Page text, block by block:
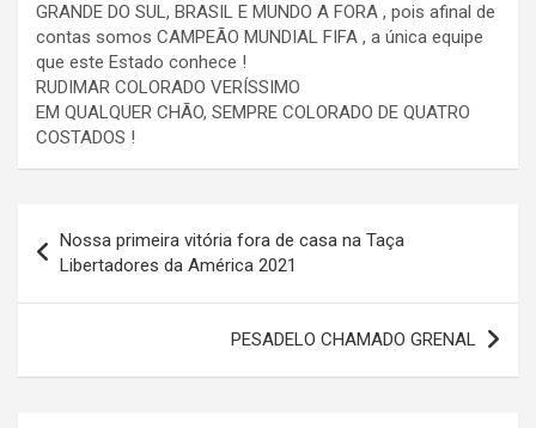
GRANDE DO SUL, BRASIL E MUNDO A FORA , pois afinal de
contas somos CAMPEÃO MUNDIAL FIFA , a única equipe
que este Estado conhece !
RUDIMAR COLORADO VERÍSSIMO
EM QUALQUER CHÃO, SEMPRE COLORADO DE QUATRO
COSTADOS !
de
Post
Nossa primeira vitória fora de casa na Taça
Libertadores da América 2021
PESADELO CHAMADO GRENAL